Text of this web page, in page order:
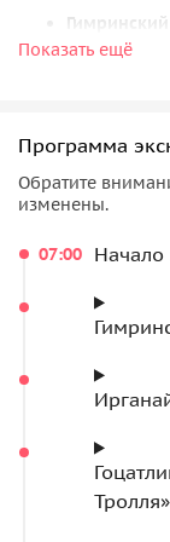
самый
Магомеда;
крутыми
поражает
молодых и
Показать ещё
Программа
Обратите
изменены.
07:00 Начало
Тролля»